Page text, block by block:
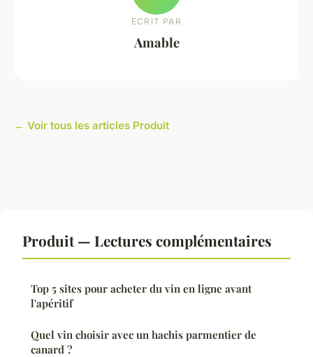
ECRIT PAR
Amable
← Voir tous les articles Produit
Produit — Lectures complémentaires
Top 5 sites pour acheter du vin en ligne avant
l'apéritif
Quel vin choisir avec un hachis parmentier de
canard ?